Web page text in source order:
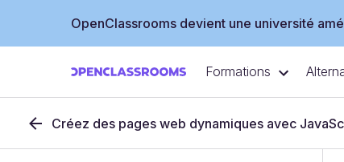
OpenClassrooms devient une université
Formations
Créez des pages web dynamiques avec